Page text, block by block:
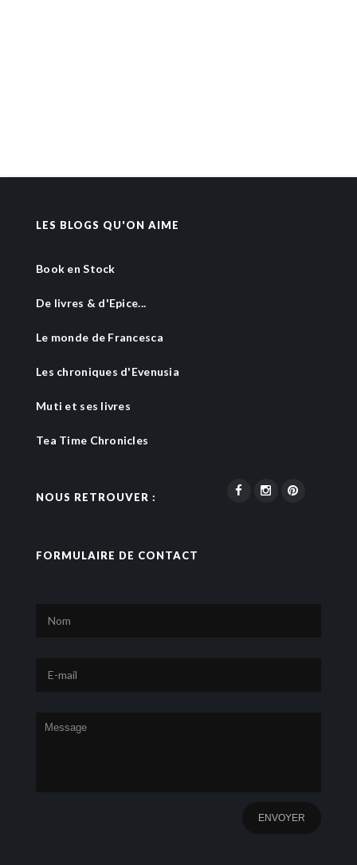
LES BLOGS QU'ON AIME
Book en Stock
De livres & d'Epice...
Le monde de Francesca
Les chroniques d'Evenusia
Muti et ses livres
Tea Time Chronicles
NOUS RETROUVER :
FORMULAIRE DE CONTACT